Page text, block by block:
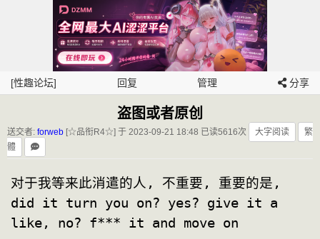
[性趣论坛] 回复 管理 分享
盗图或者原创
送交者: forweb [☆品衔R4☆] 于 2023-09-21 18:48 已读5616次 大字阅读
繁
體
对于我等来此消遣的人, 不重要, 重要的是,
did it turn you on? yes? give it a